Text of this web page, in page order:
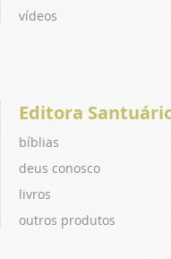
vídeos
Editora
bíblias
deus conosco
livros
outros produtos